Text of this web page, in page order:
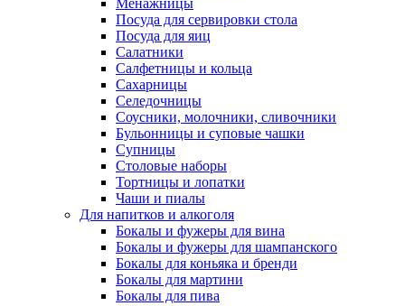
Менажницы
Посуда для сервировки стола
Посуда для яиц
Салатники
Салфетницы и кольца
Сахарницы
Селедочницы
Соусники, молочники, сливочники
Бульонницы и суповые чашки
Супницы
Столовые наборы
Тортницы и лопатки
Чаши и пиалы
Для напитков и алкоголя
Бокалы и фужеры для вина
Бокалы и фужеры для шампанского
Бокалы для коньяка и бренди
Бокалы для мартини
Бокалы для пива